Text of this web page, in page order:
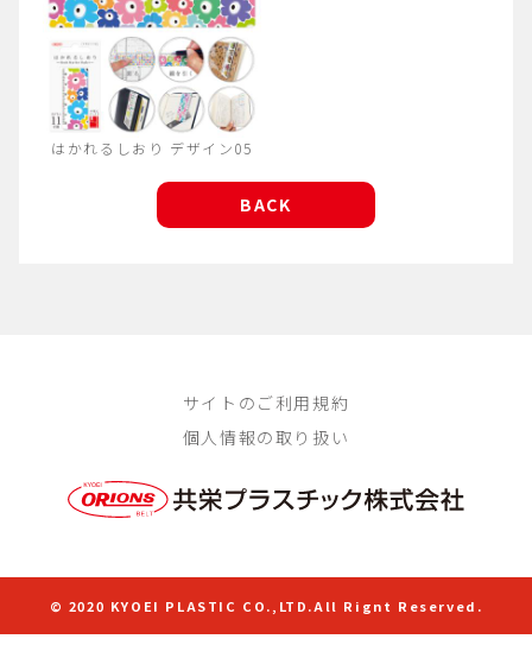
はかれるしおり デザイン05
BACK
サイトのご利用規約
個人情報の取り扱い
© 2020 KYOEI PLASTIC CO.,LTD.All Rignt Reserved.